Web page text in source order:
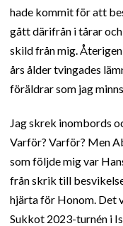
hade kommit för att
gått därifrån i tårar
skild från mig.
års ålder tvingades
föräldrar som jag
Jag skrek inombords
Varför? Varför? Men
som följde mig var
från skrik till
hjärta för Honom. Det
Sukkot 2023-turnén i